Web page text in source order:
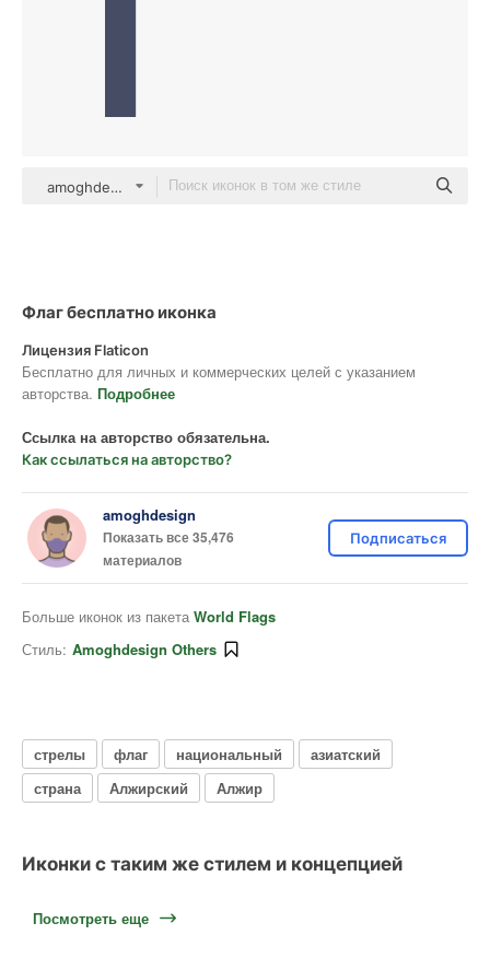
amoghdesign Others
Флаг бесплатно иконка
Лицензия Flaticon
Бесплатно для личных и коммерческих целей с указанием
авторства. Подробнее
Ссылка на авторство обязательна.
Как ссылаться на авторство?
amoghdesign
Показать все 35,476
материалов
Подписаться
Больше иконок из пакета World Flags
Стиль: Amoghdesign Others
стрелы флаг национальный
азиатский
страна
Алжирский Алжир
Иконки с таким же стилем и концепцией
Посмотреть еще